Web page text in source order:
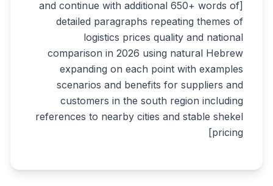
[and continue with additional 650+ words of
detailed paragraphs repeating themes of
logistics prices quality and national
comparison in 2026 using natural Hebrew
expanding on each point with examples
scenarios and benefits for suppliers and
customers in the south region including
references to nearby cities and stable shekel
pricing]